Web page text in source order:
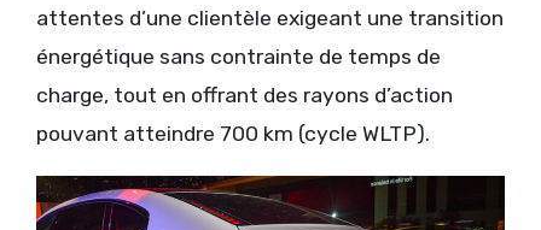
attentes d’une clientèle exigeant une transition
énergétique sans contrainte de temps de
charge, tout en offrant des rayons d’action
pouvant atteindre 700 km (cycle WLTP).